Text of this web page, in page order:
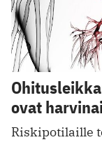
ovat
Riskipotilaille